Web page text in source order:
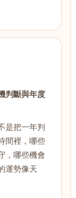
判斷與年度
是把一年判
間裡，哪些
，哪些機會
運勢像天